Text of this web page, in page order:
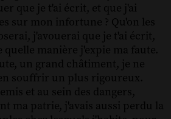
que je t'ai écrit, et que j'ai
sur mon infortune ? Qu'on les
j'avouerai que je t'ai écrit,
manière j'expie ma faute.
un grand châtiment, je ne
souffrir un plus rigoureux.
et au sein des dangers,
ma patrie, j'avais aussi perdu la